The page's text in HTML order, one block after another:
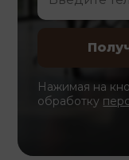
Нажимая на
обработку